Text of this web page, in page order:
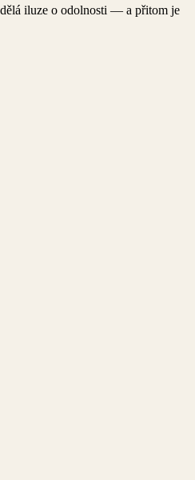
dělá iluze o odolnosti — a přitom je